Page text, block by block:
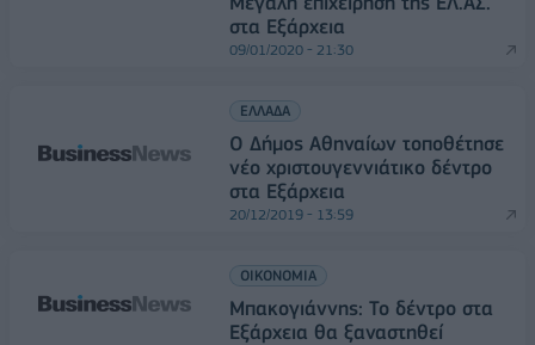
στα Εξάρχεια
09/01/2020 - 21:30
ΕΛΛΑΔΑ
O Δήμος Αθηναίων τοποθέτησε
νέο χριστουγεννιάτικο δέντρο
στα Εξάρχεια
20/12/2019 - 13:59
ΟΙΚΟΝΟΜΙΑ
Μπακογιάννης: Το δέντρο στα
Εξάρχεια θα ξαναστηθεί